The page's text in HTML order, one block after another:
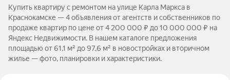
Купить квартиру с ремонтом на улице Карла Маркса в
Краснокамске — 4 объявления от агентств и собственников по
продаже квартир по цене от 4 200 000 ₽ до 10 000 000 ₽ на
Яндекс Недвижимости. В нашем каталоге предложения
площадью от 61,1 м² до 97,6 м² в новостройках и вторичном
жилье — фото, планировки и характеристики.